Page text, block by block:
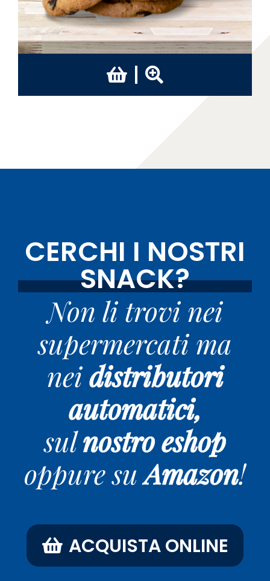
CERCHI I NOSTRI
SNACK?
Non li trovi nei
supermercati ma
neidistributori
automatici,
sulnostro eshop
oppure suAmazon!
ACQUISTA ONLINE